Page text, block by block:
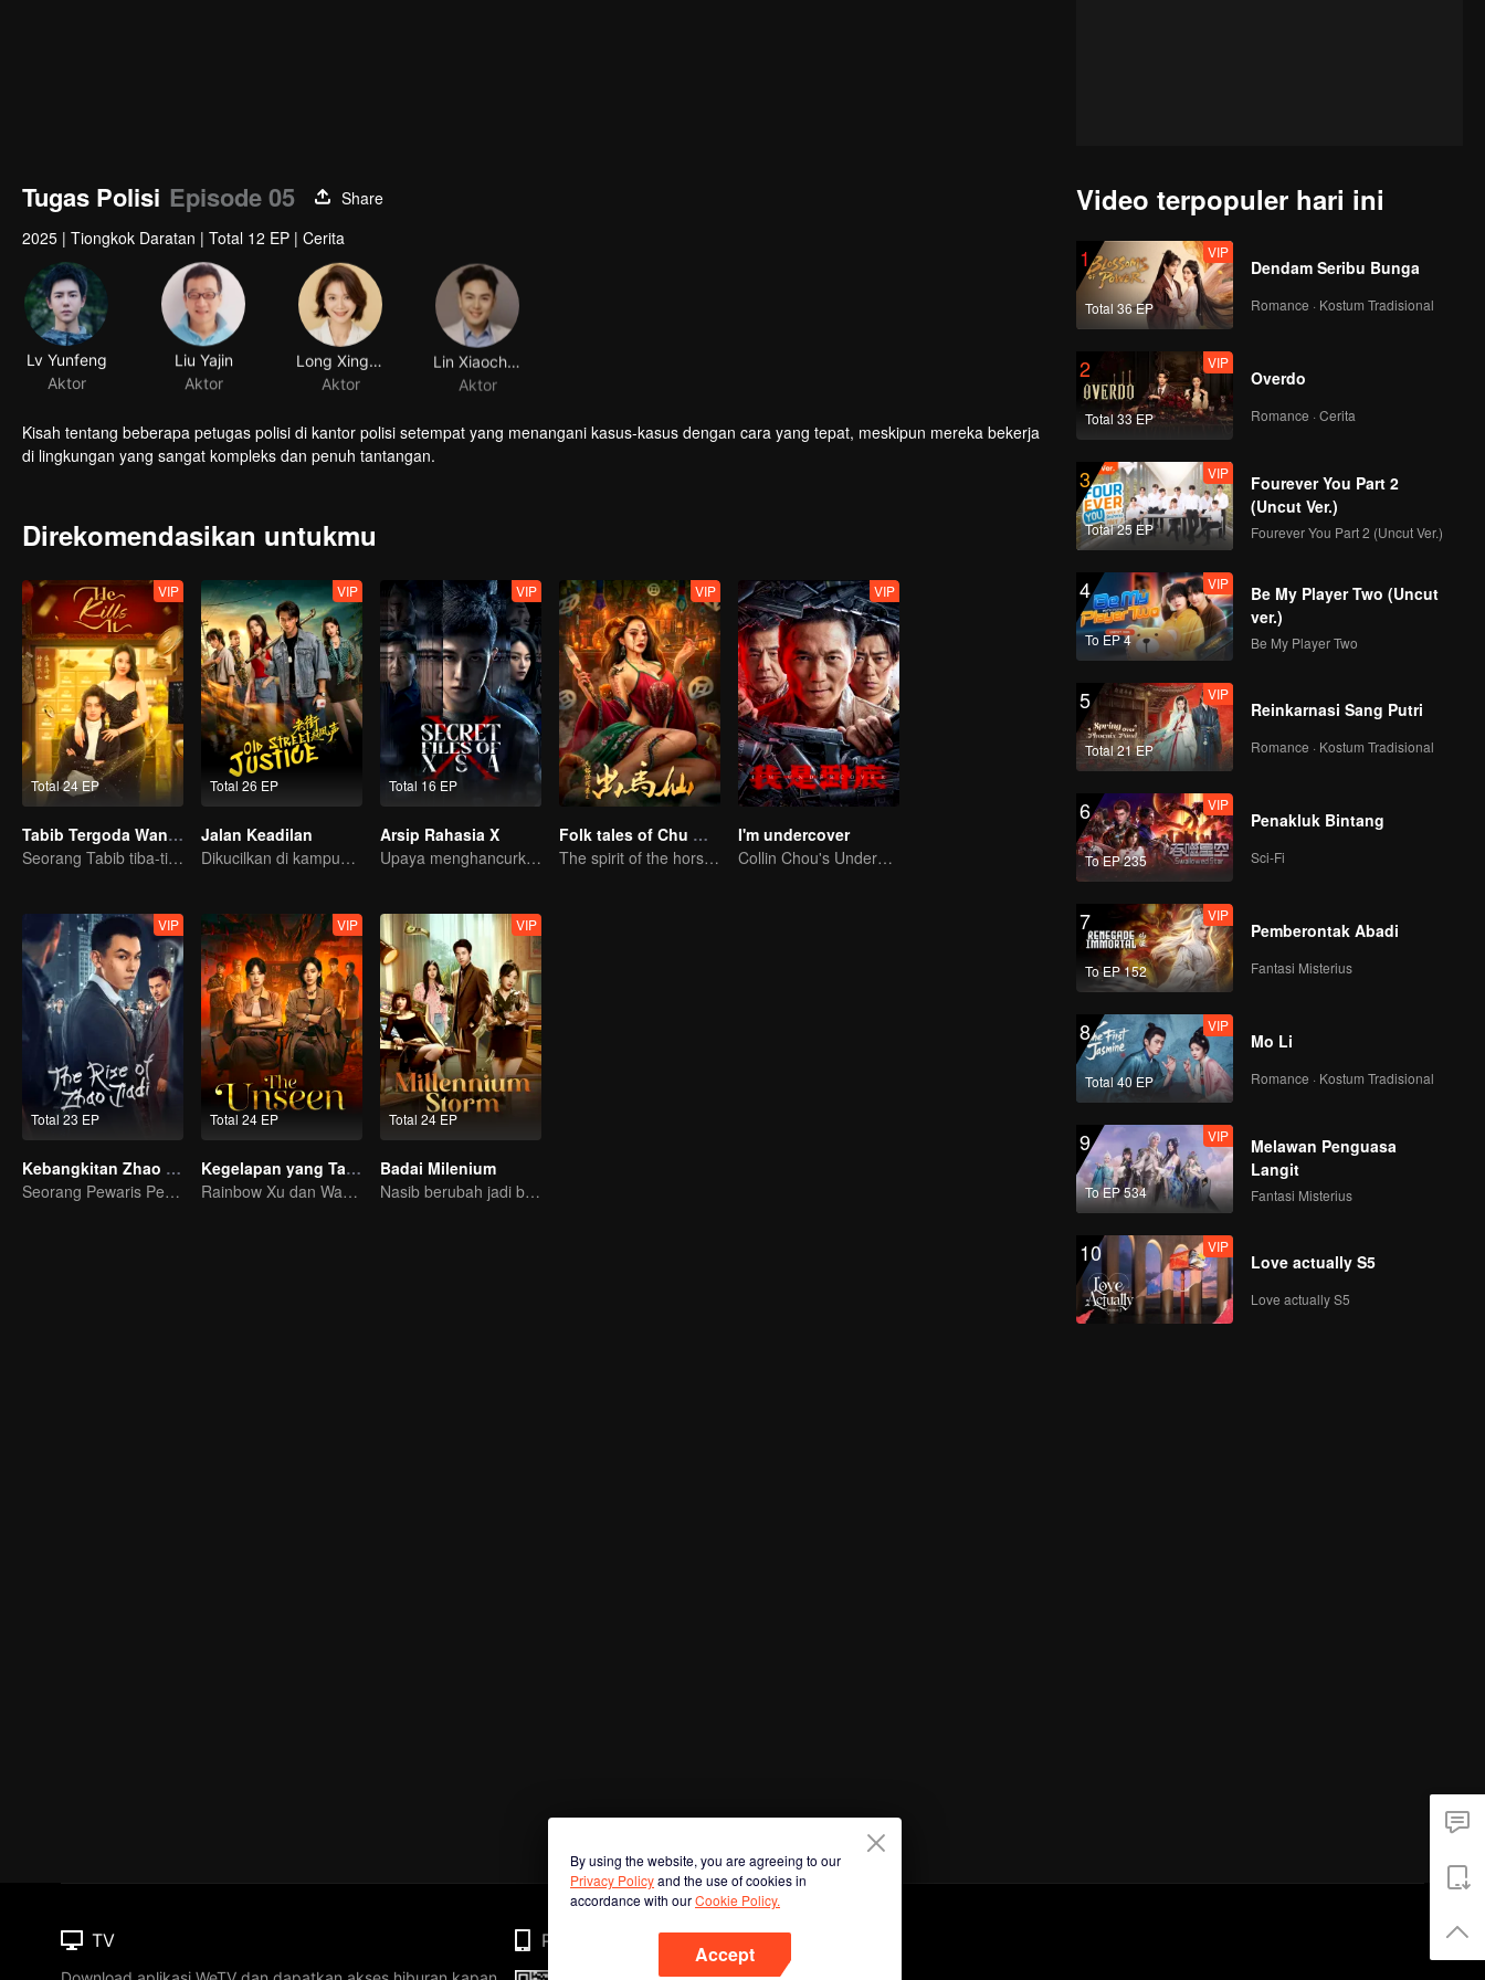
Tugas Polisi Episode 05
Share
2025 | Tiongkok Daratan | Total 12 EP | Cerita
Lv Yunfeng
Aktor
Liu Yajin
Aktor
Aktor
Aktor
Kisah tentang beberapa petugas polisi di kantor polisi setempat yang menangani kasus-kasus dengan cara yang tepat, meskipun mereka bekerja
di lingkungan yang sangat kompleks dan penuh tantangan.
Direkomendasikan untukmu
Total 24 EP
VIP
Tabib Tergoda Wanita Cantik (English Ver.)
Seorang Tabib tiba-tiba direbutkan banyak wanita cantik?!
Total 26 EP
VIP
Jalan Keadilan
Dikucilkan di kampung halaman, apakah dia bisa kembali mendapatkan kepercayaan?
Total 16 EP
VIP
Arsip Rahasia X
Upaya menghancurkan rencana busuk mata-mata!
VIP
Folk tales of Chu Maxian
The spirit of the horse sacrifices a young girl to pray for immortality
VIP
I'm undercover
Collin Chou's Undercover War
Total 23 EP
VIP
Kebangkitan Zhao Jiadi
Seorang Pewaris Pemberontak Ingin Mendominasi Dunia Bisnis!
Total 24 EP
VIP
Kegelapan yang Tak Terlihat
Rainbow Xu dan Wang Xiaoyunzi kerja sama untuk mengungkap kasus-kasus misterius di Asia Tenggara!
Total 24 EP
VIP
Badai Milenium
Nasib berubah jadi banyak hutang, apa yang harus dia lakukan?
Video terpopuler hari ini
1
Total 36 EP
VIP
Dendam Seribu Bunga
Romance · Kostum Tradisional
2
Total 33 EP
VIP
Overdo
Romance · Cerita
3
Total 25 EP
VIP
Fourever You Part 2
(Uncut Ver.)
Fourever You Part 2 (Uncut Ver.)
4
To EP 4
VIP
Be My Player Two (Uncut
ver.)
Be My Player Two
5
Total 21 EP
VIP
Reinkarnasi Sang Putri
Romance · Kostum Tradisional
6
To EP 235
VIP
Penakluk Bintang
Sci-Fi
7
To EP 152
VIP
Pemberontak Abadi
Fantasi Misterius
8
Total 40 EP
VIP
Mo Li
Romance · Kostum Tradisional
9
To EP 534
VIP
Melawan Penguasa
Langit
Fantasi Misterius
10 VIP
Love actually S5
Love actually S5
By using the website, you are agreeing to our
Privacy Policyand the use of cookies in
accordance with ourCookie Policy.
Accept
TV Phone